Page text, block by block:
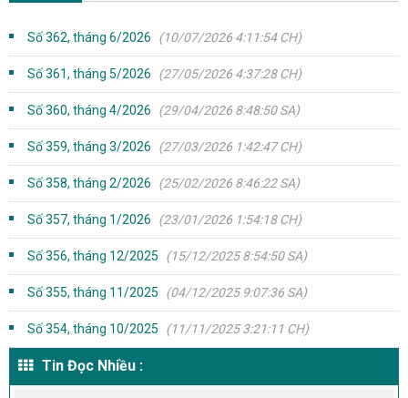
Số 362, tháng 6/2026 (10/07/2026 4:11:54 CH)
Số 361, tháng 5/2026 (27/05/2026 4:37:28 CH)
Số 360, tháng 4/2026 (29/04/2026 8:48:50 SA)
Số 359, tháng 3/2026 (27/03/2026 1:42:47 CH)
Số 358, tháng 2/2026 (25/02/2026 8:46:22 SA)
Số 357, tháng 1/2026 (23/01/2026 1:54:18 CH)
Số 356, tháng 12/2025 (15/12/2025 8:54:50 SA)
Số 355, tháng 11/2025 (04/12/2025 9:07:36 SA)
Số 354, tháng 10/2025 (11/11/2025 3:21:11 CH)
Tin Đọc Nhiều :